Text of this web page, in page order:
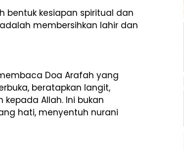
bentuk kesiapan spiritual dan
membersihkan lahir dan
Doa Arafah yang
beratapkan langit,
Allah. Ini bukan
hati, menyentuh nurani